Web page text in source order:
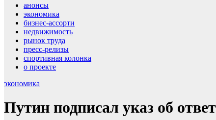
анонсы
экономика
бизнес-ассорти
недвижимость
рынок труда
пресс-релизы
спортивная колонка
о проекте
экономика
Путин подписал указ об